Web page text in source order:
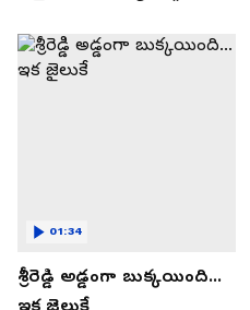
శ్రీరెడ్డి అడ్డంగా బుక్కయింది...
ఇక జైలుకే
01:34